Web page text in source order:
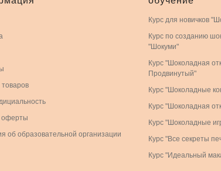
товаров
оферты
об образовательной организации
Курс для новичков
Курс по созданию
"Шокуми"
Курс "Шоколадная
Продвинутый"
Курс "Шоколадные
Курс "Шоколадная
Курс "Шоколадные
Курс "Все секреты
Курс "Идеальный